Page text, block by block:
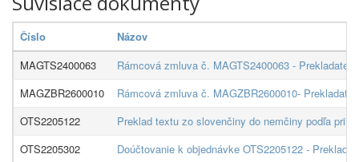
Číslo
Názov
MAGTS2400063
Rámcová zmluva č. MAGTS2400063 -
MAGZBR2600010
Rámcová zmluva č. MAGZBR2600010-
OTS2205122
Preklad textu zo slovenčiny do nemčiny podľa
OTS2205302
Doúčtovanie k objednávke OTS2205122 - Preklad